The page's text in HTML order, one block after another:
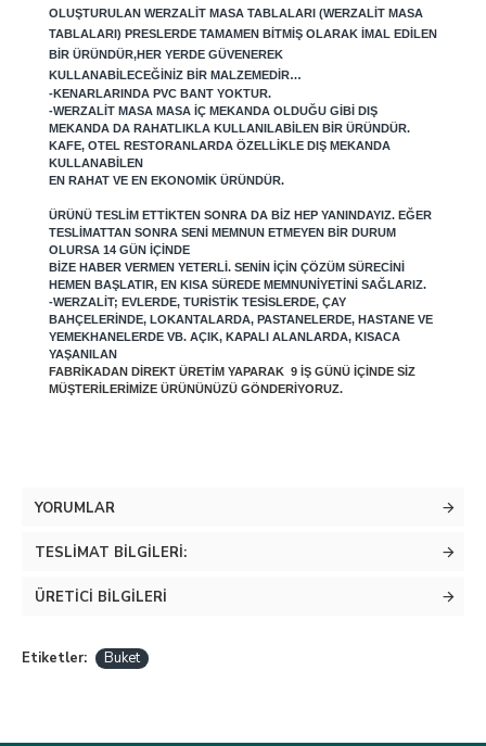
OLUŞTURULAN WERZALIT MASA TABLALARI (WERZALIT MASA
TABLALARI) PRESLERDE TAMAMEN BITMIŞ OLARAK IMAL EDILEN
BIR ÜRÜNDÜR,HER YERDE GÜVENEREK
KULLANABILECEĞINIZ BIR MALZEMEDIR…
-KENARLARINDA PVC BANT YOKTUR.
-WERZALIT MASA MASA IÇ MEKANDA OLDUĞU GIBI DIŞ
MEKANDA DA RAHATLIKLA KULLANILABILEN BIR ÜRÜNDÜR.
KAFE, OTEL RESTORANLARDA ÖZELLIKLE DIŞ MEKANDA
KULLANABILEN
EN RAHAT VE EN EKONOMIK ÜRÜNDÜR.
ÜRÜNÜ TESLIM ETTIKTEN SONRA DA BIZ HEP YANINDAYIZ. EĞER
TESLIMATTAN SONRA SENI MEMNUN ETMEYEN BIR DURUM
OLURSA 14 GÜN IÇINDE
BIZE HABER VERMEN YETERLI. SENIN IÇIN ÇÖZÜM SÜRECINI
HEMEN BAŞLATIR, EN KISA SÜREDE MEMNUNIYETINI SAĞLARIZ.
-WERZALIT; EVLERDE, TURISTIK TESISLERDE, ÇAY
BAHÇELERINDE, LOKANTALARDA, PASTANELERDE, HASTANE VE
YEMEKHANELERDE VB. AÇIK, KAPALI ALANLARDA, KISACA
YAŞANILAN
FABRIKADAN DIREKT ÜRETIM YAPARAK 9 IŞ GÜNÜ IÇINDE SIZ
MÜŞTERILERIMIZE ÜRÜNÜNÜZÜ GÖNDERIYORUZ.
YORUMLAR
TESLIMAT BILGILERI:
ÜRETICI BILGILERI
Etiketler: Buket